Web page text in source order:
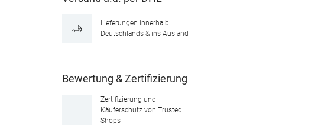
Lieferungen innerhalb
Deutschlands & ins Ausland
Bewertung & Zertifizierung
Zertifizierung und
Käuferschutz von Trusted
Shops